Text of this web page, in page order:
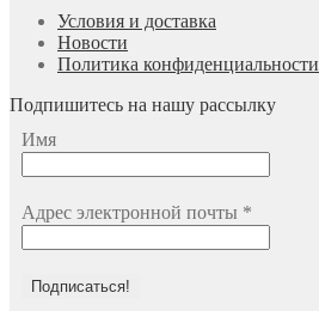
Условия и доставка
Новости
Политика конфиденциальности
Подпишитесь на нашу рассылку
Имя
Адрес электронной почты *